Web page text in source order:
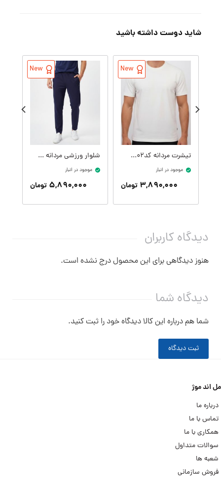
شاید دوست داشته باشید
New
تیشرت مردانه کدM09414-002
موجود در انبار
۳,۸۹۰,۰۰۰ تومان
New
شلوار ورزشی مردانه کدM09407-400
موجود در انبار
۵,۸۹۰,۰۰۰ تومان
دیدگاه کاربران
هنوز دیدگاهی برای این محصول درج نشده است.
دیدگاه شما
شما هم درباره این کالا دیدگاه خود را ثبت کنید.
ثبت دیدگاه
مل اند موژ
درباره ما
تماس با ما
همکاری با ما
سوالات متداول
شعبه ها
فروش سازمانی